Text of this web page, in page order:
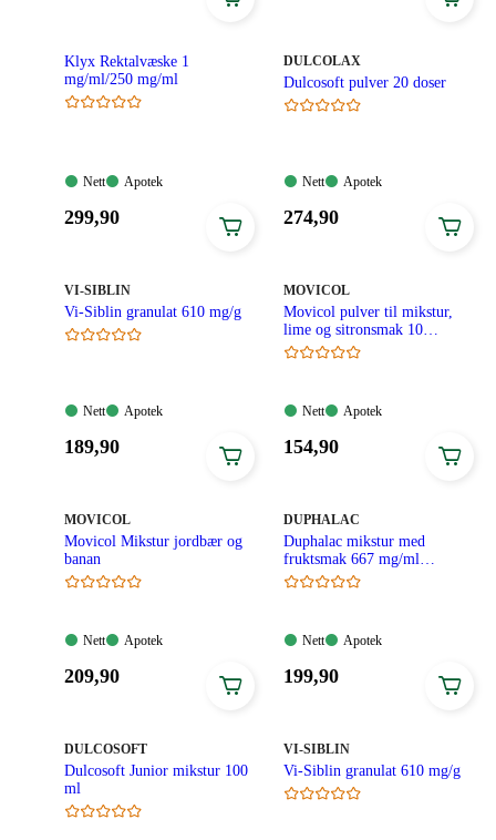
Klyx Rektalvæske 1
mg/ml/250 mg/ml
Nett:
Nett
Apotek:
Apotek
Pris:
299,90
MERKE:
DULCOLAX
Dulcosoft pulver 20 doser
Nett:
Nett
Apotek:
Apotek
Pris:
274,90
MERKE:
VI-SIBLIN
Vi-Siblin granulat 610 mg/g
Nett:
Nett
Apotek:
Apotek
Pris:
189,90
MERKE:
MOVICOL
Movicol pulver til mikstur,
lime og sitronsmak 10
doseposer
Nett:
Nett
Apotek:
Apotek
Pris:
154,90
MERKE:
MOVICOL
Movicol Mikstur jordbær og
banan
Nett:
Nett
Apotek:
Apotek
Pris:
209,90
MERKE:
DUPHALAC
Duphalac mikstur med
fruktsmak 667 mg/ml
Laktulose
Nett:
Nett
Apotek:
Apotek
Pris:
199,90
MERKE:
DULCOSOFT
Dulcosoft Junior mikstur 100
ml
MERKE:
VI-SIBLIN
Vi-Siblin granulat 610 mg/g